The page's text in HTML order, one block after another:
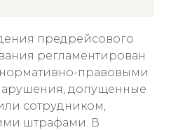
предрейсового
регламентирован
правовыми
допущенные
сотрудником,
штрафами. В